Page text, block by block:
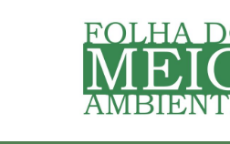
Folha do Meio Ambiente